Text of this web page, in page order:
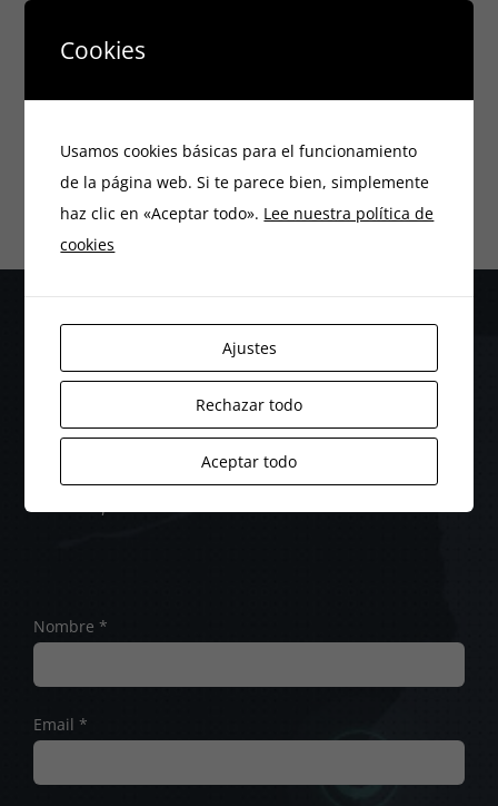
¿Sigue teniendo dudas?
Rellene el formulario y le responderemos a la mayor
Nombre *
Email *
Cookies
Usamos cookies básicas para el funcionamiento
de la página web. Si te parece bien, simplemente
haz clic en «Aceptar todo». Lee nuestra política de
cookies
Ajustes
Rechazar todo
Aceptar todo